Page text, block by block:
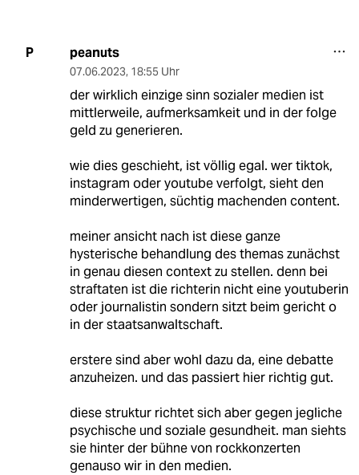
P peanuts
07.06.2023, 18:55 Uhr
der wirklich einzige sinn sozialer medien ist
mittlerweile, aufmerksamkeit und in der folge
geld zu generieren.
wie dies geschieht, ist völlig egal. wer tiktok,
instagram oder youtube verfolgt, sieht den
minderwertigen, süchtig machenden content.
meiner ansicht nach ist diese ganze
hysterische behandlung des themas zunächst
in genau diesen context zu stellen. denn bei
straftaten ist die richterin nicht eine youtuberin
oder journalistin sondern sitzt beim gericht o
in der staatsanwaltschaft.
erstere sind aber wohl dazu da, eine debatte
anzuheizen. und das passiert hier richtig gut.
diese struktur richtet sich aber gegen jegliche
psychische und soziale gesundheit. man siehts
sie hinter der bühne von rockkonzerten
genauso wir in den medien.